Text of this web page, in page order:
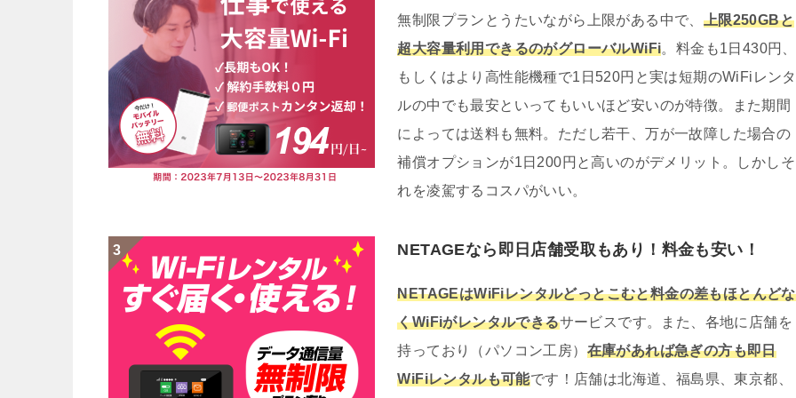
無制限プランとうたいながら上限がある中で、 上限250GBと
超大容量利用できるのがグローバルWiFi。料金も1日430円、
もしくはより高性能機種で1日520円と実は短期のWiFiレンタ
ルの中でも最安といってもいいほど安いのが特徴。また期間
によっては送料も無料。ただし若干、万が一故障した場合の
補償オプションが1日200円と高いのがデメリット。しかしそ
れを凌駕するコスパがいい。
NETAGEなら即日店舗受取もあり！料金も安い！
NETAGEはWiFiレンタルどっとこむと料金の差もほとんどな
くWiFiがレンタルできるサービスです。また、各地に店舗を
持っており（パソコン工房） 在庫があれば急ぎの方も即日
WiFiレンタルも可能です！店舗は北海道、福島県、東京都、